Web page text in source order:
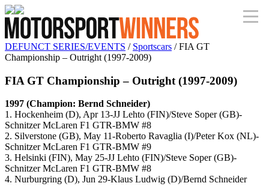
DEFUNCT SERIES/EVENTS / Sportscars / FIA GT
Championship – Outright (1997-2009)
FIA GT Championship – Outright (1997-2009)
1997 (Champion: Bernd Schneider)
1. Hockenheim (D), Apr 13-JJ Lehto (FIN)/Steve Soper (GB)-
Schnitzer McLaren F1 GTR-BMW #8
2. Silverstone (GB), May 11-Roberto Ravaglia (I)/Peter Kox (NL)-
Schnitzer McLaren F1 GTR-BMW #9
3. Helsinki (FIN), May 25-JJ Lehto (FIN)/Steve Soper (GB)-
Schnitzer McLaren F1 GTR-BMW #8
4. Nurburgring (D), Jun 29-Klaus Ludwig (D)/Bernd Schneider